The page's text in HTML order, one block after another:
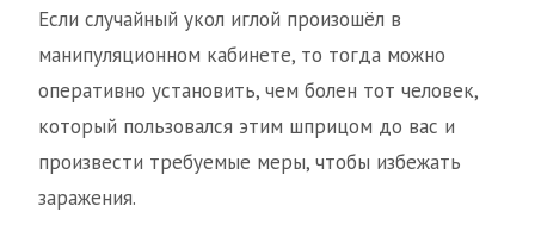
Если случайный укол иглой произошёл в
манипуляционном кабинете, то тогда можно
оперативно установить, чем болен тот человек,
который пользовался этим шприцом до вас и
произвести требуемые меры, чтобы избежать
заражения.